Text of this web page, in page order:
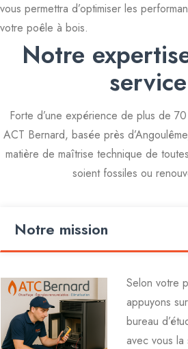
vous permettra d’optimiser les
votre poêle à bois.
Notre
service
Forte d’une expérience de plus de
ACT Bernard, basée près
matière de maîtrise technique de
soient fossiles ou
Notre mission
Selon votre
appuyons
bureau
avec vous